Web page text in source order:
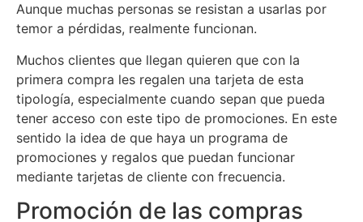
Aunque muchas personas se resistan a usarlas por
temor a pérdidas, realmente funcionan.
Muchos clientes que llegan quieren que con la
primera compra les regalen una tarjeta de esta
tipología, especialmente cuando sepan que pueda
tener acceso con este tipo de promociones. En este
sentido la idea de que haya un programa de
promociones y regalos que puedan funcionar
mediante tarjetas de cliente con frecuencia.
Promoción de las compras